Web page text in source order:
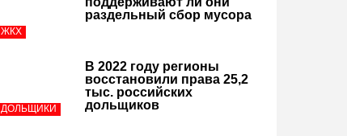
ЖКХ
раздельный сбор мусора
ДОЛЬЩИКИ
В 2022 году регионы
восстановили права 25,2
тыс. российских
дольщиков